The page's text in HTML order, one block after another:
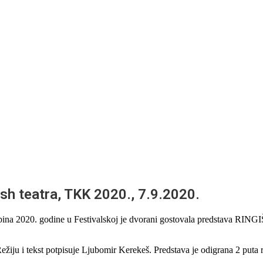
teatra, TKK 2020., 7.9.2020.
2020. godine u Festivalskoj je dvorani gostovala predstava
i tekst potpisuje Ljubomir Kerekeš. Predstava je odigrana 2 puta